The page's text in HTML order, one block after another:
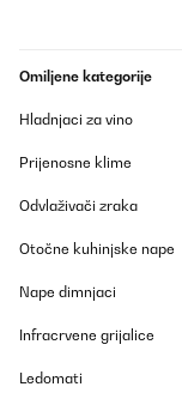
Omiljene kategorije
Hladnjaci za vino
Prijenosne klime
Odvlaživači zraka
Otočne kuhinjske nape
Nape dimnjaci
Infracrvene grijalice
Ledomati